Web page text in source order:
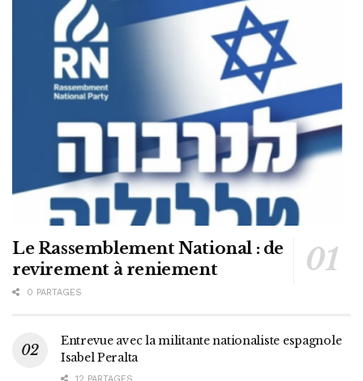
Le Rassemblement National : de
revirement à reniement
0 PARTAGES
Entrevue avec la militante nationaliste espagnole
Isabel Peralta
12 PARTAGES